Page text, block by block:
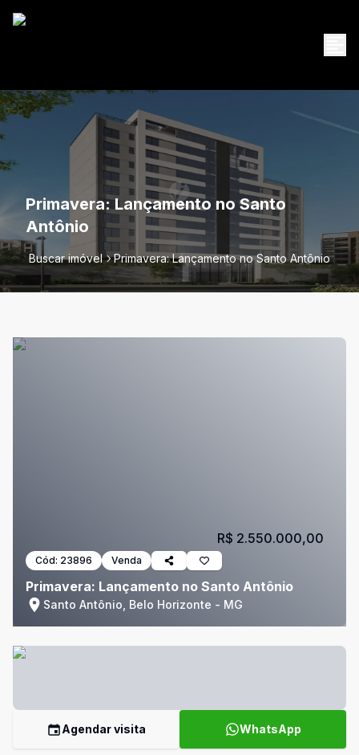
Primavera: Lançamento no Santo
Antônio
Buscar imóvel Primavera: Lançamento no Santo Antônio
Cód: 23896 Venda
Primavera: Lançamento no Santo Antônio
Santo Antônio, Belo Horizonte - MG
R$ 2.550.000,00
Agendar visita WhatsApp